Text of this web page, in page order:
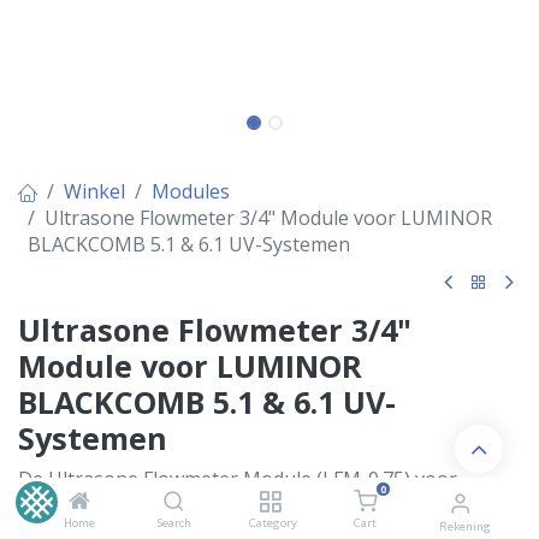
Home Search Category
0
Cart Rekening
Winkel
Modules
Ultrasone Flowmeter 3/4" Module voor LUMINOR
BLACKCOMB 5.1 & 6.1 UV-Systemen
Ultrasone Flowmeter 3/4"
Module voor LUMINOR
BLACKCOMB 5.1 & 6.1 UV-
Systemen
De Ultrasone Flowmeter Module (LFM-0.75) voor
LUMINOR BLACKCOMB 5.1 en 6.1 UV-systemen biedt
nauwkeurige, real-time debietmeting met 3/4" NPT-